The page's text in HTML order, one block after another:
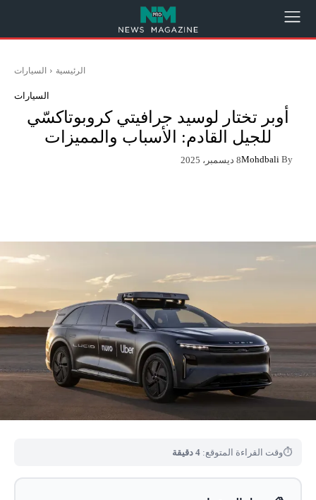
الرئيسية السيارات
السيارات
أوبر تختار لوسيد جرافيتي كروبوتاكسّي
للجيل القادم: الأسباب والمميزات
By
Mohdbali8 ديسمبر، 2025
⏱وقت القراءة المتوقع: 4 دقيقة